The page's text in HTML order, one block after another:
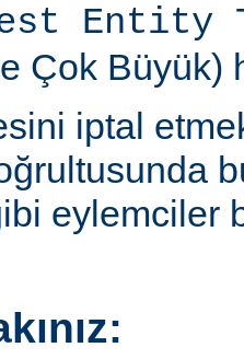
Entity
Çok Büyük)
iptal
eylemciler